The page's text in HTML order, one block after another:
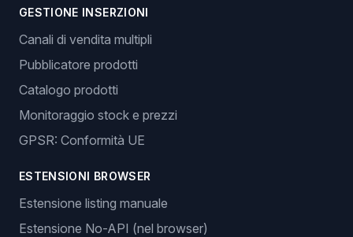
GESTIONE INSERZIONI
Canali di vendita multipli
Pubblicatore prodotti
Catalogo prodotti
Monitoraggio stock e prezzi
GPSR: Conformità UE
ESTENSIONI BROWSER
Estensione listing manuale
Estensione No-API (nel browser)